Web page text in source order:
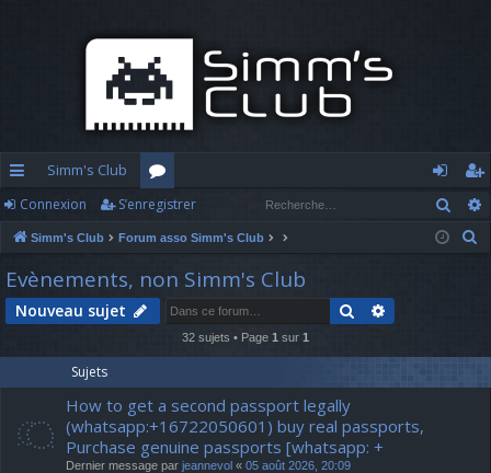
cc
ès
ra
pi
e
Simm's Club
or
u
m
o
n
n
’e
nr
r
Connexion S’enregistrer
Simm's Club Forum asso Simm's Club
r
Evènements, non Simm's Club
Nouveau sujet Rechercher
32 sujets • Page 1 sur 1
Sujets
How to get a second passport legally
(whatsapp:+16722050601) buy real passports,
Purchase genuine passports [whatsapp: +
Dernier message par jeannevol « 05 août 2026, 20:09